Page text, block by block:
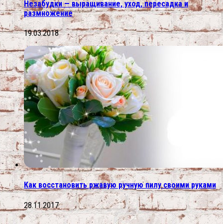
Незабудки — выращивание, уход, пересадка и
размножение
19.03.2018
Как восстановить ржавую ручную пилу своими руками
28.11.2017